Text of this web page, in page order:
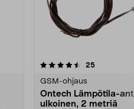
25arvostelut
GSM-ohjaus
Ontech Lämpötila-
ulkoinen, 2 metriä
4.5 viidestä